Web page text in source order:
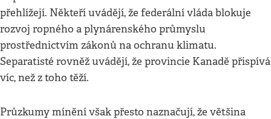
přehlížejí. Někteří uvádějí, že federální vláda blokuje
rozvoj ropného a plynárenského průmyslu
prostřednictvím zákonů na ochranu klimatu.
Separatisté rovněž uvádějí, že provincie Kanadě přispívá
víc, než z toho těží.
Průzkumy mínění však přesto naznačují, že většina